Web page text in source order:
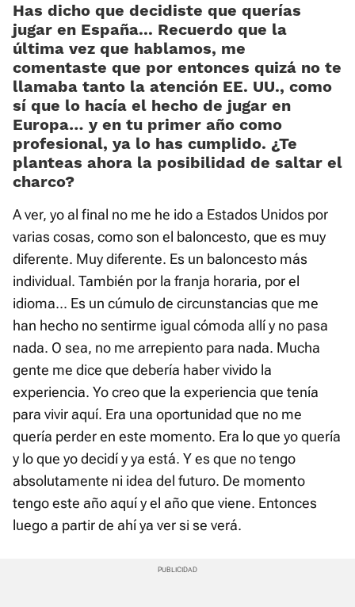
Has dicho que decidiste que querías
jugar en España... Recuerdo que la
última vez que hablamos, me
comentaste que por entonces quizá no te
llamaba tanto la atención EE. UU., como
sí que lo hacía el hecho de jugar en
Europa… y en tu primer año como
profesional, ya lo has cumplido. ¿Te
planteas ahora la posibilidad de saltar el
charco?
A ver, yo al final no me he ido a Estados Unidos por
varias cosas, como son el baloncesto, que es muy
diferente. Muy diferente. Es un baloncesto más
individual. También por la franja horaria, por el
idioma... Es un cúmulo de circunstancias que me
han hecho no sentirme igual cómoda allí y no pasa
nada. O sea, no me arrepiento para nada. Mucha
gente me dice que debería haber vivido la
experiencia. Yo creo que la experiencia que tenía
para vivir aquí. Era una oportunidad que no me
quería perder en este momento. Era lo que yo quería
y lo que yo decidí y ya está. Y es que no tengo
absolutamente ni idea del futuro. De momento
tengo este año aquí y el año que viene. Entonces
luego a partir de ahí ya ver si se verá.